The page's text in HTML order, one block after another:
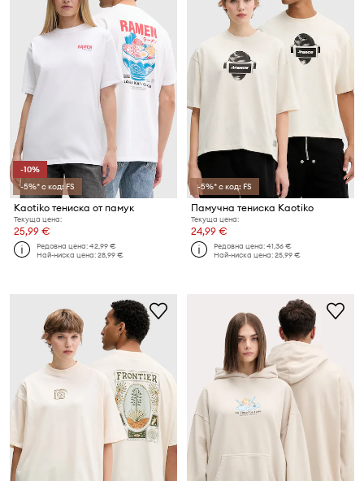
-10%
-5%* с код: FS
Kaotiko тениска от памук
Текуща цена:
25,99 €
Редовна цена:42,99 €
Най-ниска цена:28,99 €
-5%* с код: FS
Памучна тениска Kaotiko
Текуща цена:
24,99 €
Редовна цена:41,36 €
Най-ниска цена:25,99 €